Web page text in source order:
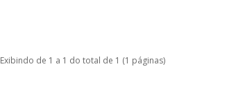
Exibindo de 1 a 1 do total de 1 (1 páginas)